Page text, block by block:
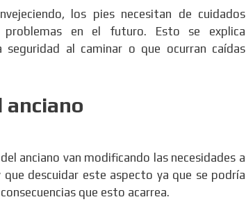
los pies necesitan de cuidados
en el futuro. Esto se explica
al caminar o que ocurran caídas
anciano
anciano van modificando las necesidades a
descuidar este aspecto ya que se podría
que esto acarrea.